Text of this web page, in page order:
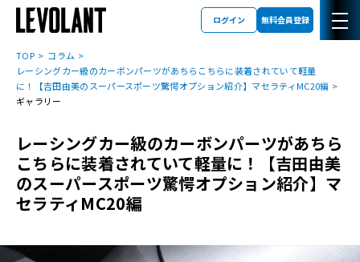
ログイン 無料会員登録
TOP
コラム
レーシングカー級のカーボンパーツがあちらこちらに装着されていて軽量
に！【吉田由美のスーパースポーツ驚愕オプション紹介】マセラティMC20編
ギャラリー
レーシングカー級のカーボンパーツがあちら
こちらに装着されていて軽量に！【吉田由美
のスーパースポーツ驚愕オプション紹介】マ
セラティMC20編